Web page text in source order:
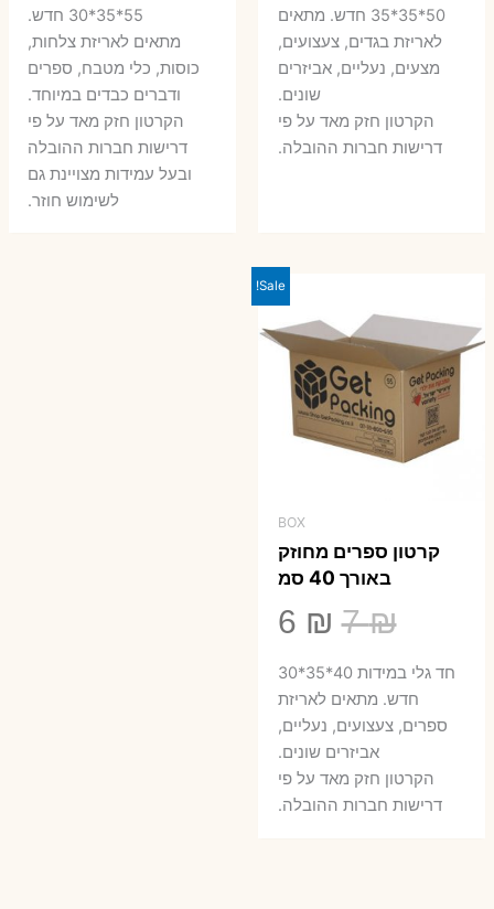
היה:
8 ₪.
50*35*35 חדש. מתאים
לאריזת בגדים, צעצועים,
מצעים, נעליים, אביזרים
שונים.
הקרטון חזק מאד על פי
דרישות חברות ההובלה.
היה:
10 ₪.
7 ₪.
55*35*30 חדש.
מתאים לאריזת צלחות,
כוסות, כלי מטבח, ספרים
ודברים כבדים במיוחד.
הקרטון חזק מאד על פי
דרישות חברות ההובלה
ובעל עמידות מצויינת גם
לשימוש חוזר.
Sale!
BOX
קרטון ספרים מחוזק
באורך 40 סמ
7₪
המחיר
המקורי
היה:
7 ₪.
6 ₪
הוא:
חד גלי במידות 40*35*30
חדש. מתאים לאריזת
ספרים, צעצועים, נעליים,
אביזרים שונים.
הקרטון חזק מאד על פי
דרישות חברות ההובלה.